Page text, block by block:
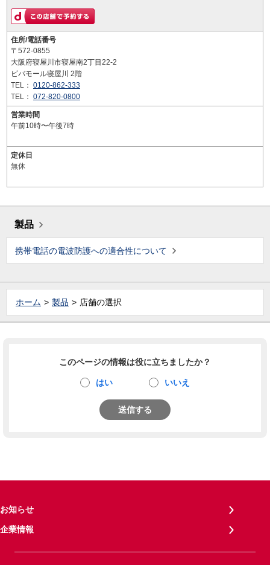
住所/電話番号
〒572-0855
大阪府寝屋川市寝屋南2丁目22-2
ビバモール寝屋川 2階
TEL： 0120-862-333
TEL： 072-820-0800
営業時間
午前10時〜午後7時
定休日
無休
製品
携帯電話の電波防護への適合性について
ホーム 製品 店舗の選択
このページの情報は役に立ちましたか？
はい いいえ
送信する
お知らせ
企業情報